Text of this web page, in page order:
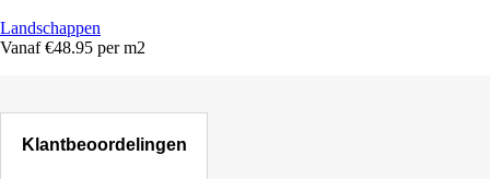
Landschappen
Vanaf €48.95 per m2